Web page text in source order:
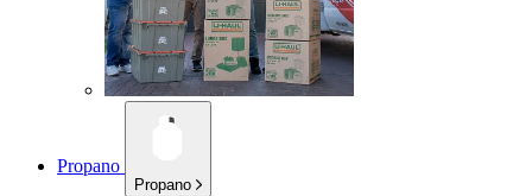
Propano
Propano